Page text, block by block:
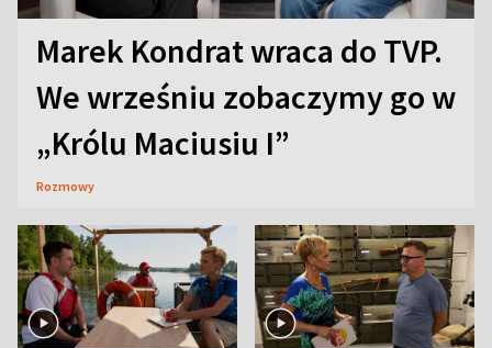
Marek Kondrat wraca do TVP.
We wrześniu zobaczymy go w
„Królu Maciusiu I”
Rozmowy